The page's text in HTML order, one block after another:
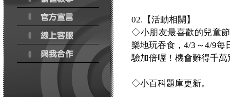
02.【活動相關】
◇小朋友最喜歡的兒童
樂地玩吞食，4/3～4/9每
驗加倍喔！機會難得千萬
◇小百科題庫更新。